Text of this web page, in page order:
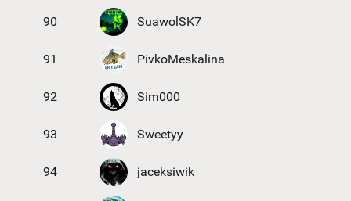
90 SuawolSK7
91 PivkoMeskalina
92 Sim000
93 Sweetyy
94 jaceksiwik